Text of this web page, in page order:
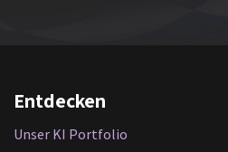
Entdecken
Unser KI Portfolio